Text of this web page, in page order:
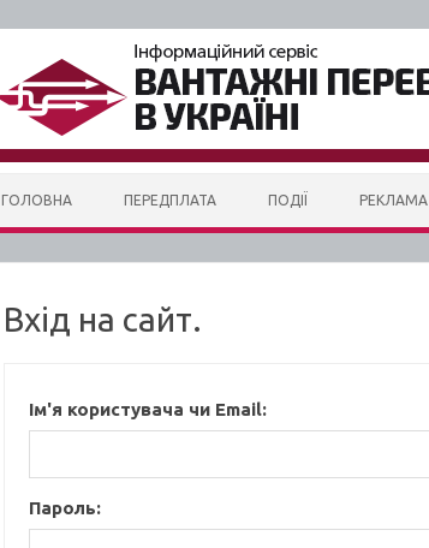
ГОЛОВНА ПЕРЕДПЛАТА ПОДІЇ РЕКЛАМА
Вхід на сайт.
Ім'я користувача чи Email:
Пароль: